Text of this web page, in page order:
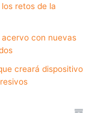
retos de la
con nuevas
creará dispositivo